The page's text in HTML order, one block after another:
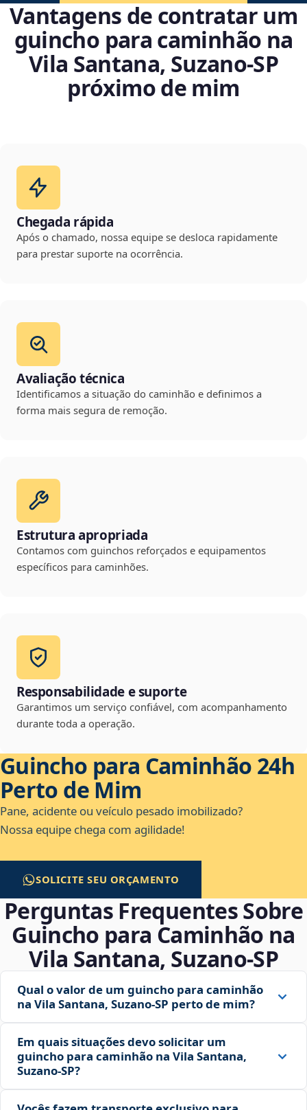
Vantagens de contratar um
guincho para caminhão na
Vila Santana, Suzano‑SP
próximo de mim
Chegada rápida
Após o chamado, nossa equipe se desloca rapidamente
para prestar suporte na ocorrência.
Avaliação técnica
Identificamos a situação do caminhão e definimos a
forma mais segura de remoção.
Estrutura apropriada
Contamos com guinchos reforçados e equipamentos
específicos para caminhões.
Responsabilidade e suporte
Garantimos um serviço confiável, com acompanhamento
durante toda a operação.
Guincho para Caminhão 24h
Perto de Mim
Pane, acidente ou veículo pesado imobilizado?
Nossa equipe chega com agilidade!
SOLICITE SEU ORÇAMENTO
Perguntas Frequentes Sobre
Guincho para Caminhão na
Vila Santana, Suzano‑SP
Qual o valor de um guincho para caminhão
na Vila Santana, Suzano‑SP perto de mim?
Em quais situações devo solicitar um
guincho para caminhão na Vila Santana,
Suzano‑SP?